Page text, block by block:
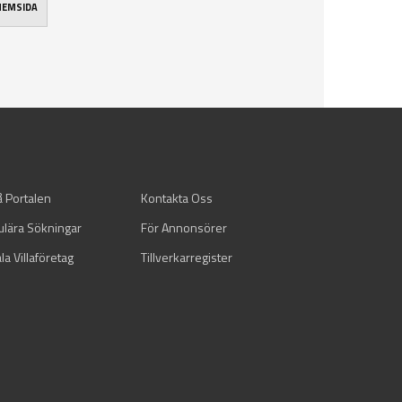
Portalen
Kontakta Oss
Sökningar
För Annonsörer
Villaföretag
Tillverkarregister